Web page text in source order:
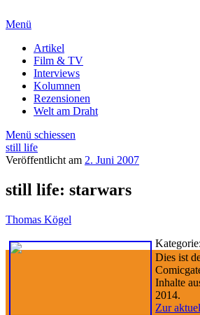
Menü
Artikel
Film & TV
Interviews
Kolumnen
Rezensionen
Welt am Draht
Menü schiessen
still life
Veröffentlicht am 2. Juni 2007
still life: starwars
Thomas Kögel
Kategorie:
Dies ist
Inhalte
2014.
Zur